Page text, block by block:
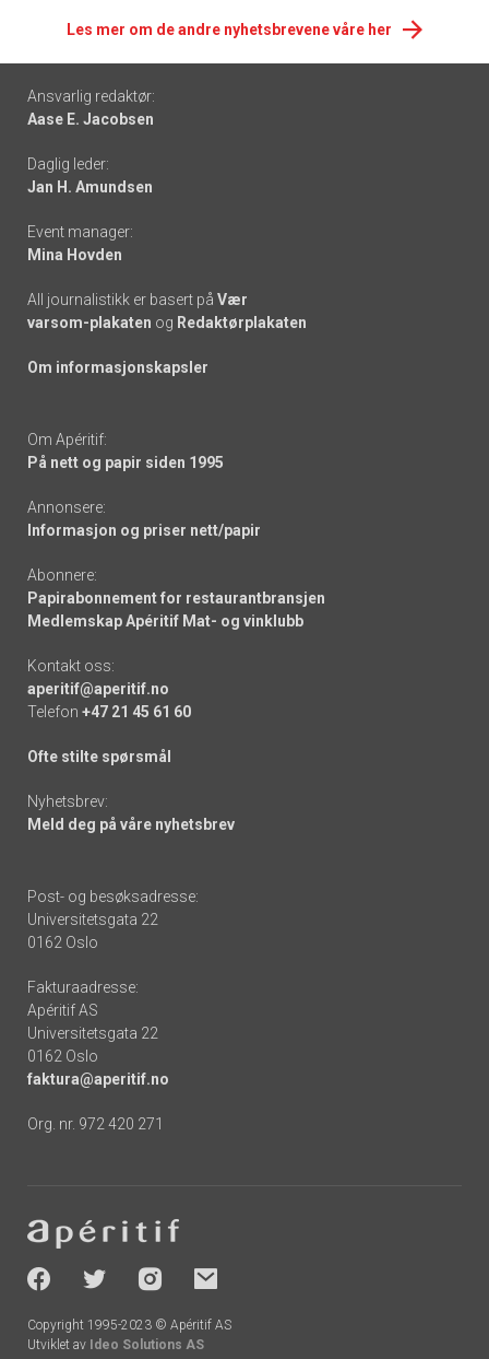
Les mer om de andre nyhetsbrevene våre her
Footer
-
links
Ansvarlig redaktør:
Aase E. Jacobsen
Daglig leder:
Jan H. Amundsen
Event manager:
Mina Hovden
All journalistikk er basert på Vær
varsom-plakaten og Redaktørplakaten
Om informasjonskapsler
Om Apéritif:
På nett og papir siden 1995
Annonsere:
Informasjon og priser nett/papir
Abonnere:
Papirabonnement for restaurantbransjen
Medlemskap Apéritif Mat- og vinklubb
Kontakt oss:
aperitif@aperitif.no
Telefon +47 21 45 61 60
Ofte stilte spørsmål
Nyhetsbrev:
Meld deg på våre nyhetsbrev
Post- og besøksadresse:
Universitetsgata 22
0162 Oslo
Fakturaadresse:
Apéritif AS
Universitetsgata 22
0162 Oslo
faktura@aperitif.no
Org. nr. 972 420 271
-
socials
Copyright 1995-2023 © Apéritif AS
Utviklet av Ideo Solutions AS